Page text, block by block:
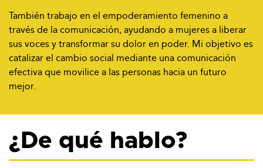
También trabajo en el empoderamiento femenino a
través de la comunicación, ayudando a mujeres a liberar
sus voces y transformar su dolor en poder. Mi objetivo es
catalizar el cambio social mediante una comunicación
efectiva que movilice a las personas hacia un futuro
mejor.
¿De qué hablo?